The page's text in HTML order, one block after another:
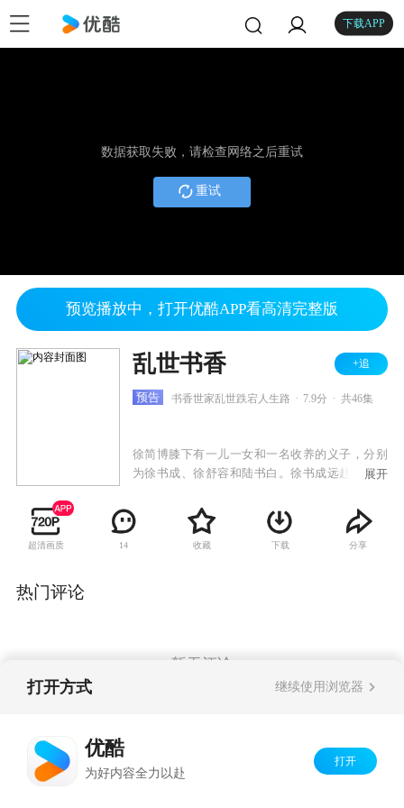
下载APP
数据获取失败，请检查网络之后重试
重试
预览播放中，打开优酷APP看高清完整版
乱世书香 +追
预告 书香世家乱世跌宕人生路 7.9分 共46集
徐简博膝下有一儿一女和一名收养的义子，分别
为徐书成、徐舒容和陆书白。徐书成远赴重洋深
时值新文化运动的鼎盛时期，两位热血男儿亦投
身于这场轰轰烈烈的运动之中。陆书白和徐舒容
很早之前就订下了婚约，徐舒容亦对陆书白一往
展开
超清画质 14 收藏 下载 分享
热门评论
暂无评论
打开方式 继续使用浏览器
优酷
为好内容全力以赴
打开